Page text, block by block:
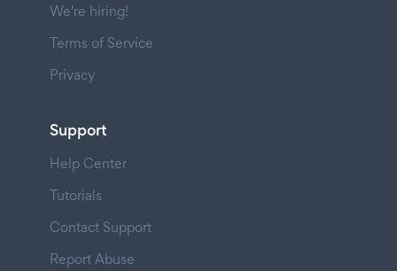
We're hiring!
Terms of Service
Privacy
Support
Help Center
Tutorials
Contact Support
Report Abuse